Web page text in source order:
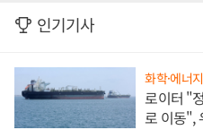
인기기사
화학·에너지
로이터 "
로 이동",